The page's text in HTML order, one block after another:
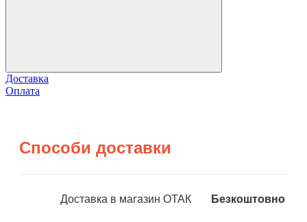
Доставка
Оплата
Способи доставки
Доставка в магазин ОТАК Безкоштовно